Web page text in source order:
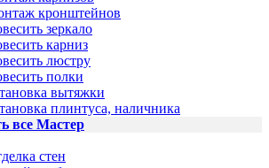
кронштейнов
зеркало
карниз
люстру
полки
вытяжки
плинтуса, наличника
все Мастер
стен